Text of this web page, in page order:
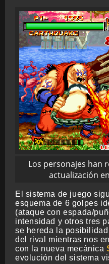
Los personajes han
actualización
El sistema de juego
esquema de 6 golpes
(ataque con espada/
intensidad y otros tres
se hereda la
del rival mientras nos
con la nueva mecánica
evolución del sistema